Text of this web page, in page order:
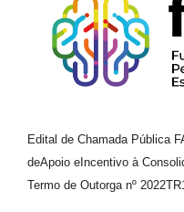
Edital de Chamada Pública
deApoio e Incentivo à
Termo de Outorga nº